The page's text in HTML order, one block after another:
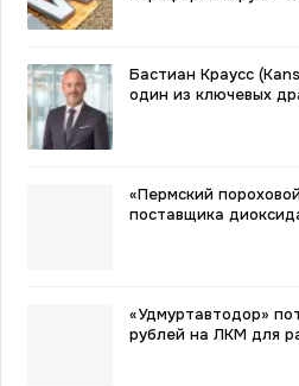
Бастиан Краусс
один из ключевых
«Пермский
поставщика
«Удмуртавтодор»
рублей на ЛКМ для